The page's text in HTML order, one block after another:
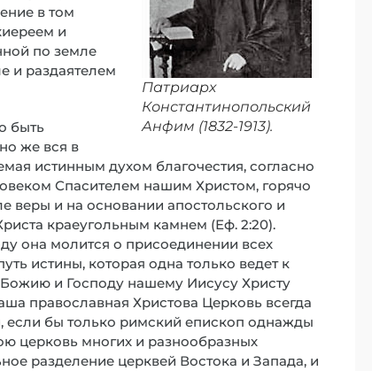
Патриарх
Константинопольский
Анфим (1832-1913).
в том
и
по земле
и раздаятелем
быть
же вся в
истинным духом благочестия, согласно
Спасителем нашим Христом, горячо
веры и на основании апостольского и
краеугольным камнем (Еф. 2:20).
она молится о присоединении всех
истины, которая одна только ведет к
и Господу нашему Иисусу Христу
православная Христова Церковь всегда
если бы только римский епископ однажды
церковь многих и разнообразных
разделение церквей Востока и Запада, и